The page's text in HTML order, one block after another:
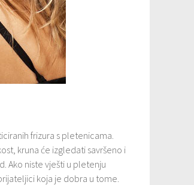
frizura s pletenicama.
kruna će izgledati savršeno i
Ako niste vješti u pletenju
koja je dobra u tome.